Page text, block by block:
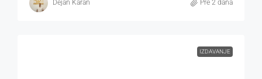
Dejan Karan Pre 2 dana
IZDAVANJE